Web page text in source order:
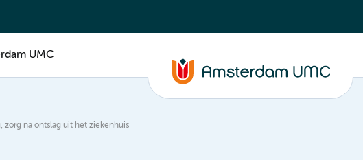
UMC
zorg na ontslag uit het ziekenhuis